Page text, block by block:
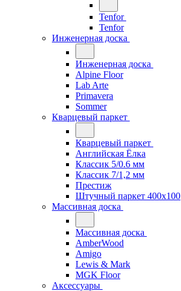
Tenfor
Tenfor
Инженерная доска
Инженерная доска
Alpine Floor
Lab Arte
Primavera
Sommer
Кварцевый паркет
Кварцевый паркет
Английская Ёлка
Классик 5/0.6 мм
Классик 7/1,2 мм
Престиж
Штучный паркет 400x100
Массивная доска
Массивная доска
AmberWood
Amigo
Lewis & Mark
MGK Floor
Аксессуары